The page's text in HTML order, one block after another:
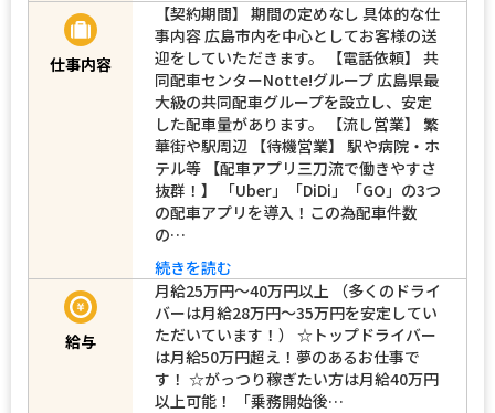
仕事内容
【契約期間】 期間の定めなし 具体的な仕
事内容 広島市内を中心としてお客様の送
迎をしていただきます。 【電話依頼】 共
同配車センターNotte!グループ 広島県最
大級の共同配車グループを設立し、安定
した配車量があります。 【流し営業】 繁
華街や駅周辺 【待機営業】 駅や病院・ホ
テル等 【配車アプリ三刀流で働きやすさ
抜群！】 「Uber」「DiDi」「GO」の3つ
の配車アプリを導入！この為配車件数
の…
続きを読む
給与
月給25万円〜40万円以上 （多くのドライ
バーは月給28万円～35万円を安定してい
ただいています！） ☆トップドライバー
は月給50万円超え！夢のあるお仕事で
す！ ☆がっつり稼ぎたい方は月給40万円
以上可能！ 「乗務開始後…